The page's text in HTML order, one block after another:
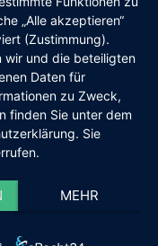
„Alle akzeptieren“
(Zustimmung).
wir und die beteiligten
Daten für
zu Zweck,
finden Sie unter dem
Sie
MEHR